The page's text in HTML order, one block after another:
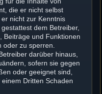
die er nicht selbst
nicht zur Kenntnis
dem Betreiber,
Beiträge und Funktionen
oder zu sperren.
darüber hinaus,
sofern sie gegen
oder geeignet sind,
Dritten Schaden